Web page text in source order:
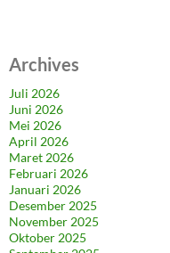
Archives
Juli 2026
Juni 2026
Mei 2026
April 2026
Maret 2026
Februari 2026
Januari 2026
Desember 2025
November 2025
Oktober 2025